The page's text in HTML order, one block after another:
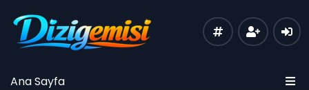
Ana Sayfa